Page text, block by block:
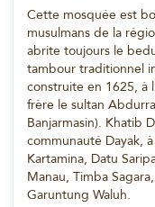
Cette mosquée est
musulmans de la
abrite toujours le
tambour traditionnel
construite en 1625, à
frère le sultan
Banjarmasin). Khatib
communauté Dayak,
Kartamina, Datu
Manau, Timba
Garuntung Waluh.